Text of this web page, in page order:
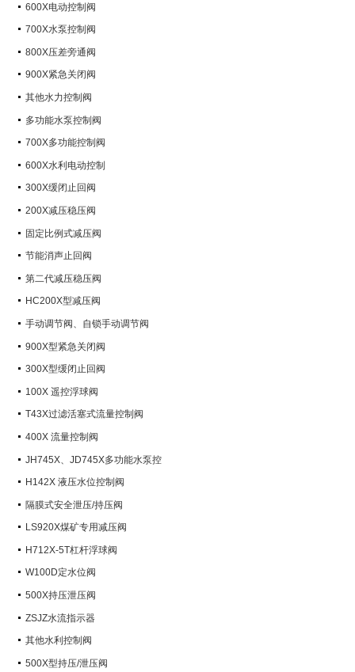
600X电动控制阀
700X水泵控制阀
800X压差旁通阀
900X紧急关闭阀
其他水力控制阀
多功能水泵控制阀
700X多功能控制阀
600X水利电动控制
300X缓闭止回阀
200X减压稳压阀
固定比例式减压阀
节能消声止回阀
第二代减压稳压阀
HC200X型减压阀
手动调节阀、自锁手动调节阀
900X型紧急关闭阀
300X型缓闭止回阀
100X 遥控浮球阀
T43X过滤活塞式流量控制阀
400X 流量控制阀
JH745X、JD745X多功能水泵控
制阀H142X 液压水位控制阀
隔膜式安全泄压/持压阀
LS920X煤矿专用减压阀
H712X-5T杠杆浮球阀
W100D定水位阀
500X持压泄压阀
ZSJZ水流指示器
其他水利控制阀
500X型持压/泄压阀